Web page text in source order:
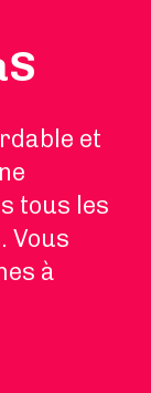
et
tous les
Vous
à